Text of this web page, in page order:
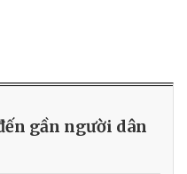
gần người dân